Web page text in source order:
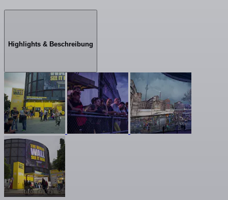
Highlights & Beschreibung